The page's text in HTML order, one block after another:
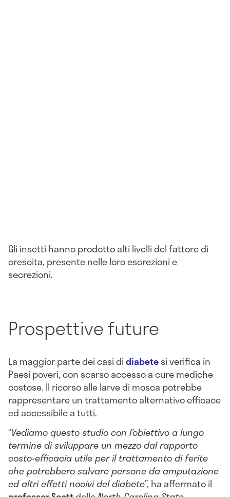
Gli insetti hanno prodotto alti livelli del fattore di
crescita, presente nelle loro escrezioni e
secrezioni.
Prospettive future
La maggior parte dei casi didiabetesi verifica in
Paesi poveri, con scarso accesso a cure mediche
costose. Il ricorso alle larve di mosca potrebbe
rappresentare un trattamento alternativo efficace
ed accessibile a tutti.
“Vediamo questo studio con l’obiettivo a lungo
termine di sviluppare un mezzo dal rapporto
costo-efficacia utile per il trattamento di ferite
che potrebbero salvare persone da amputazione
ed altri effetti nocivi del diabete”, ha affermato il